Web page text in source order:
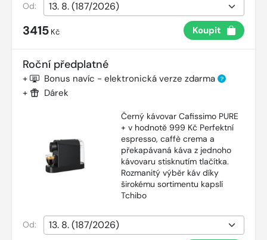
Od:
3415 Kč Koupit
Roční předplatné
+ Bonus navíc - elektronická verze zdarma ?
+ Dárek
Černý kávovar Cafissimo PURE
+ v hodnotě 999 Kč Perfektní
espresso, caffè crema a
překapávaná káva z jednoho
kávovaru stisknutím tlačítka.
Rozmanitý výběr káv díky
širokému sortimentu kapslí
Tchibo
Od: